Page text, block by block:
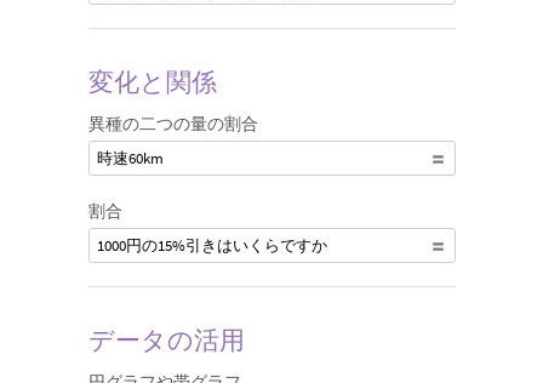
変化と関係
異種の二つの量の割合
時速60km
割合
1000円の15%引きはいくらですか
データの活用